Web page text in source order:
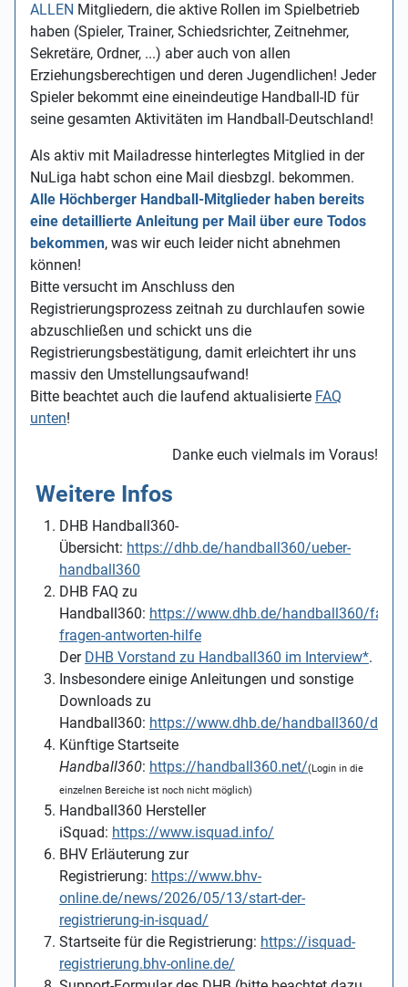
ALLEN Mitgliedern, die aktive Rollen im Spielbetrieb
haben (Spieler, Trainer, Schiedsrichter, Zeitnehmer,
Sekretäre, Ordner, ...) aber auch von allen
Erziehungsberechtigen und deren Jugendlichen! Jeder
Spieler bekommt eine eineindeutige Handball-ID für
seine gesamten Aktivitäten im Handball-Deutschland!
Als aktiv mit Mailadresse hinterlegtes Mitglied in der
NuLiga habt schon eine Mail diesbzgl. bekommen.
Alle Höchberger Handball-Mitglieder haben bereits
eine detaillierte Anleitung per Mail über eure Todos
bekommen, was wir euch leider nicht abnehmen
können!
Bitte versucht im Anschluss den
Registrierungsprozess zeitnah zu durchlaufen sowie
abzuschließen und schickt uns die
Registrierungsbestätigung, damit erleichtert ihr uns
massiv den Umstellungsaufwand!
Bitte beachtet auch die laufend aktualisierte FAQ
unten!
Danke euch vielmals im Voraus!
Weitere Infos
DHB Handball360-
Übersicht: https://dhb.de/handball360/ueber-
handball360
DHB FAQ zu
Handball360: https://www.dhb.de/handball360/faq-
fragen-antworten-hilfe
Der DHB Vorstand zu Handball360 im Interview*.
Insbesondere einige Anleitungen und sonstige
Downloads zu
Handball360: https://www.dhb.de/handball360/
Künftige Startseite
Handball360: https://handball360.net/(Login in die
einzelnen Bereiche ist noch nicht möglich)
Handball360 Hersteller
iSquad: https://www.isquad.info/
BHV Erläuterung zur
Registrierung: https://www.bhv-
online.de/news/2026/05/13/start-der-
registrierung-in-isquad/
Startseite für die Registrierung: https://isquad-
registrierung.bhv-online.de/